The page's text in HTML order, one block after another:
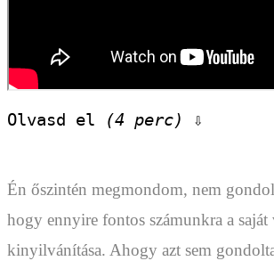
Olvasd el (4 perc) ⇩
Én őszintén megmondom, nem
hogy ennyire fontos számunkra a
kinyilvánítása. Ahogy azt sem